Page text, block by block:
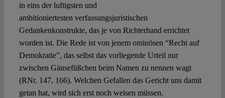
in eins der luftigsten und
ambitioniertesten verfassungsjuristischen
Gedankenkonstrukte, das je von Richterhand errichtet
worden ist. Die Rede ist von jenem ominösen “Recht auf
Demokratie”, das selbst das vorliegende Urteil nur
zwischen Gänsefüßchen beim Namen zu nennen wagt
(RNr. 147, 166). Welchen Gefallen das Gericht uns damit
getan hat, wird sich erst noch weisen müssen.